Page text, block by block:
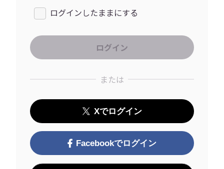
ログインしたままにする
または
Xでログイン
Facebookでログイン